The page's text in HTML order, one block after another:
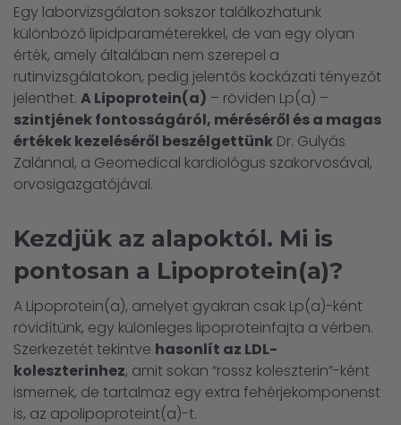
Egy laborvizsgálaton sokszor találkozhatunk
különböző lipidparaméterekkel, de van egy olyan
érték, amely általában nem szerepel a
rutinvizsgálatokon, pedig jelentős kockázati tényezőt
jelenthet. A Lipoprotein(a) – röviden Lp(a) –
szintjének fontosságáról, méréséről és a magas
értékek kezeléséről beszélgettünk Dr. Gulyás
Zalánnal, a Geomedical kardiológus szakorvosával,
orvosigazgatójával.
Kezdjük az alapoktól. Mi is
pontosan a Lipoprotein(a)?
A Lipoprotein(a), amelyet gyakran csak Lp(a)-ként
rövidítünk, egy különleges lipoproteinfajta a vérben.
Szerkezetét tekintve hasonlít az LDL-
koleszterinhez, amit sokan “rossz koleszterin”-ként
ismernek, de tartalmaz egy extra fehérjekomponenst
is, az apolipoproteint(a)-t.